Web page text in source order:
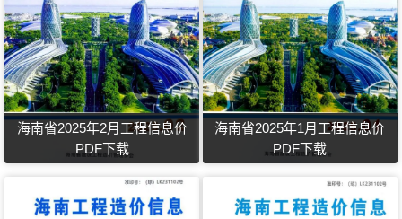
海南省2025年2月工程信息价
PDF下载
海南省2025年1月工程信息价
PDF下载